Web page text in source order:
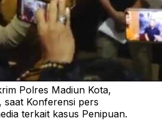
Polres Madiun Kota,
saat Konferensi pers
terkait kasus Penipuan.